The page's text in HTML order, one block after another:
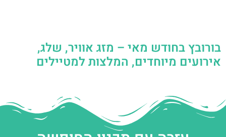
בורובץ בחודש מאי – מזג אוויר, שלג,
אירועים מיוחדים, המלצות למטיילים